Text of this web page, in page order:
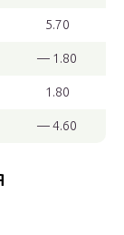
5.70
— 1.80
1.80
— 4.60